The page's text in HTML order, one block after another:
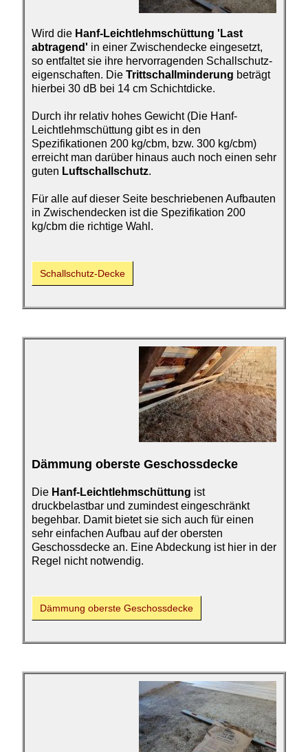
Wird die Hanf-Leichtlehm­schüttung 'Last
abtragend' in einer Zwischen­decke eingesetzt,
so entfaltet sie ihre hervorragenden Schallschutz­
eigenschaften. Die Trittschallminderung beträgt
hierbei 30 dB bei 14 cm Schichtdicke.
Durch ihr relativ hohes Gewicht (Die Hanf-
Leichtlehmschüttung gibt es in den
Spezifikationen 200 kg/cbm, bzw. 300 kg/cbm)
erreicht man darüber hinaus auch noch einen sehr
guten Luftschallschutz.
Für alle auf dieser Seite beschriebenen Aufbauten
in Zwischendecken ist die Spezifikation 200
kg/cbm die richtige Wahl.
Schallschutz-Decke
Dämmung oberste Geschossdecke
Die Hanf-Leichtlehmschüttung ist
druckbelastbar und zumindest eingeschränkt
begehbar. Damit bietet sie sich auch für einen
sehr einfachen Aufbau auf der obersten
Geschossdecke an. Eine Abdeckung ist hier in der
Regel nicht notwendig.
Dämmung oberste Geschossdecke